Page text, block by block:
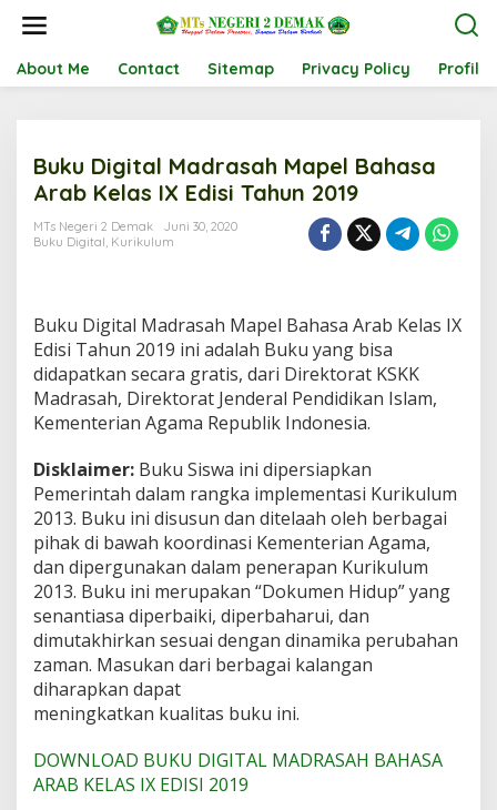
t
About Me Contact Sitemap Privacy Policy Profil
Buku Digital Madrasah Mapel Bahasa
Arab Kelas IX Edisi Tahun 2019
MTs Negeri 2 Demak
Juni 30, 2020
Buku Digital, Kurikulum
Buku Digital Madrasah Mapel Bahasa Arab Kelas IX
Edisi Tahun 2019 ini adalah Buku yang bisa
didapatkan secara gratis, dari Direktorat KSKK
Madrasah, Direktorat Jenderal Pendidikan Islam,
Kementerian Agama Republik Indonesia.
Disklaimer: Buku Siswa ini dipersiapkan
Pemerintah dalam rangka implementasi Kurikulum
2013. Buku ini disusun dan ditelaah oleh berbagai
pihak di bawah koordinasi Kementerian Agama,
dan dipergunakan dalam penerapan Kurikulum
2013. Buku ini merupakan “Dokumen Hidup” yang
senantiasa diperbaiki, diperbaharui, dan
dimutakhirkan sesuai dengan dinamika perubahan
zaman. Masukan dari berbagai kalangan
diharapkan dapat
meningkatkan kualitas buku ini.
DOWNLOAD BUKU DIGITAL MADRASAH BAHASA
ARAB KELAS IX EDISI 2019